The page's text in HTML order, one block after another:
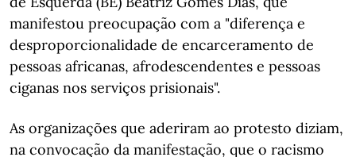
manifestou preocupação com a "diferença e
desproporcionalidade de encarceramento de
pessoas africanas, afrodescendentes e pessoas
ciganas nos serviços prisionais".
As organizações que aderiram ao protesto diziam,
na convocação da manifestação, que o racismo